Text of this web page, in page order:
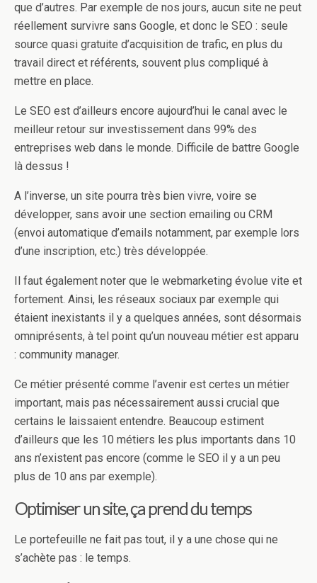
que d’autres. Par exemple de nos jours, aucun site ne peut
réellement survivre sans Google, et donc le SEO : seule
source quasi gratuite d’acquisition de trafic, en plus du
travail direct et référents, souvent plus compliqué à
mettre en place.
Le SEO est d’ailleurs encore aujourd’hui le canal avec le
meilleur retour sur investissement dans 99% des
entreprises web dans le monde. Difficile de battre Google
là dessus !
A l’inverse, un site pourra très bien vivre, voire se
développer, sans avoir une section emailing ou CRM
(envoi automatique d’emails notamment, par exemple lors
d’une inscription, etc.) très développée.
Il faut également noter que le webmarketing évolue vite et
fortement. Ainsi, les réseaux sociaux par exemple qui
étaient inexistants il y a quelques années, sont désormais
omniprésents, à tel point qu’un nouveau métier est apparu
: community manager.
Ce métier présenté comme l’avenir est certes un métier
important, mais pas nécessairement aussi crucial que
certains le laissaient entendre. Beaucoup estiment
d’ailleurs que les 10 métiers les plus importants dans 10
ans n’existent pas encore (comme le SEO il y a un peu
plus de 10 ans par exemple).
Optimiser un site, ça prend du temps
Le portefeuille ne fait pas tout, il y a une chose qui ne
s’achète pas : le temps.